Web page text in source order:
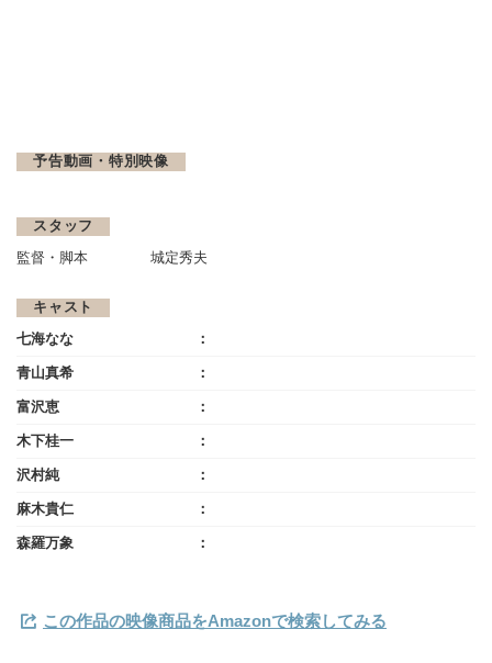
予告動画・特別映像
スタッフ
監督・脚本 城定秀夫
キャスト
七海なな
青山真希
富沢恵
木下桂一
沢村純
麻木貴仁
森羅万象
この作品の映像商品をAmazonで検索してみる